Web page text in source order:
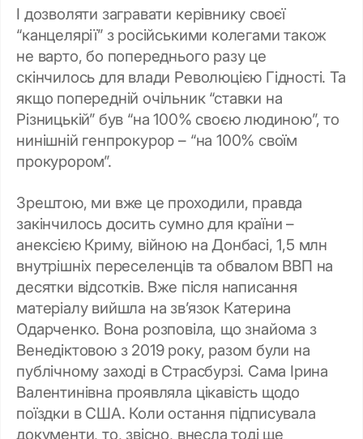
І дозволяти загравати керівнику своєї
“канцелярії” з російськими колегами також
не варто, бо попереднього разу це
скінчилось для влади Революцією Гідності. Та
якщо попередній очільник “ставки на
Різницькій” був “на 100% своєю людиною”, то
нинішній генпрокурор – “на 100% своїм
прокурором”.
Зрештою, ми вже це проходили, правда
закінчилось досить сумно для країни –
анексією Криму, війною на Донбасі, 1,5 млн
внутрішніх переселенців та обвалом ВВП на
десятки відсотків. Вже після написання
матеріалу вийшла на зв’язок Катерина
Одарченко. Вона розповіла, що знайома з
Венедіктовою з 2019 року, разом були на
публічному заході в Страсбурзі. Сама Ірина
Валентинівна проявляла цікавість щодо
поїздки в США. Коли остання підписувала
документи, то, звісно, внесла тоді ще